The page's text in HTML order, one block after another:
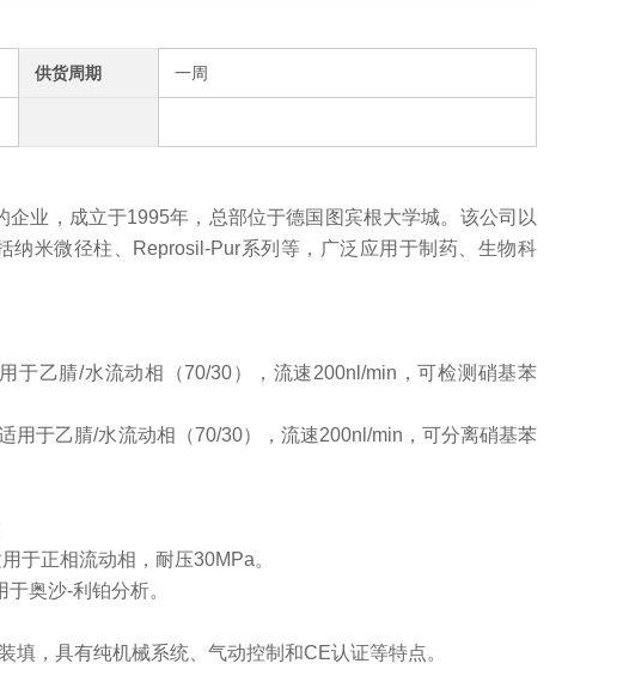
供货周期 一周
业，成立于1995年，总部位于德国图宾根大学城。该公司以
米微径柱、Reprosil-Pur系列等，广泛应用于制药、生物科
于乙腈/水流动相（70/30），流速200nl/min，可检测硝基苯
用于乙腈/水流动相（70/30），流速200nl/min，可分离硝基苯
于正相流动相，耐压30MPa。
奥沙-利铂分析。
，具有纯机械系统、气动控制和CE认证等特点。